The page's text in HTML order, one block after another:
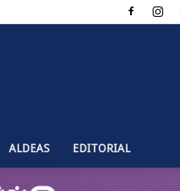
ALDEAS EDITORIAL